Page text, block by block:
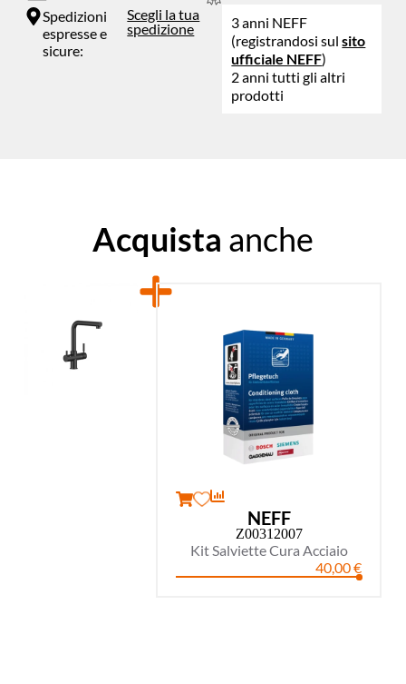
Spedizioni
espresse e
sicure:
Scegli la tua
spedizione
3 anni NEFF
(registrandosi sulsito
ufficiale NEFF)
2 anni tutti gli altri
prodotti
Acquista anche
NEFF
Z00312007
Kit Salviette Cura Acciaio
40,00€